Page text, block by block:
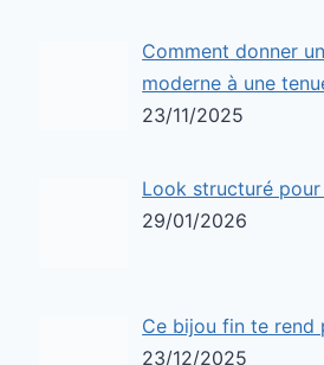
Comment donner
moderne à une
23/11/2025
Look structuré
29/01/2026
Ce bijou fin te rend
23/12/2025